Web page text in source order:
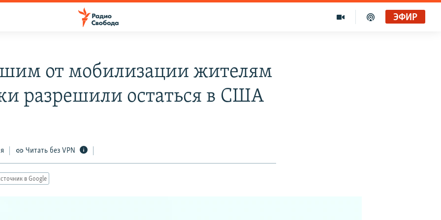
ЭФИР
от мобилизации жителям
разрешили остаться в США
Читать без VPN
в Google